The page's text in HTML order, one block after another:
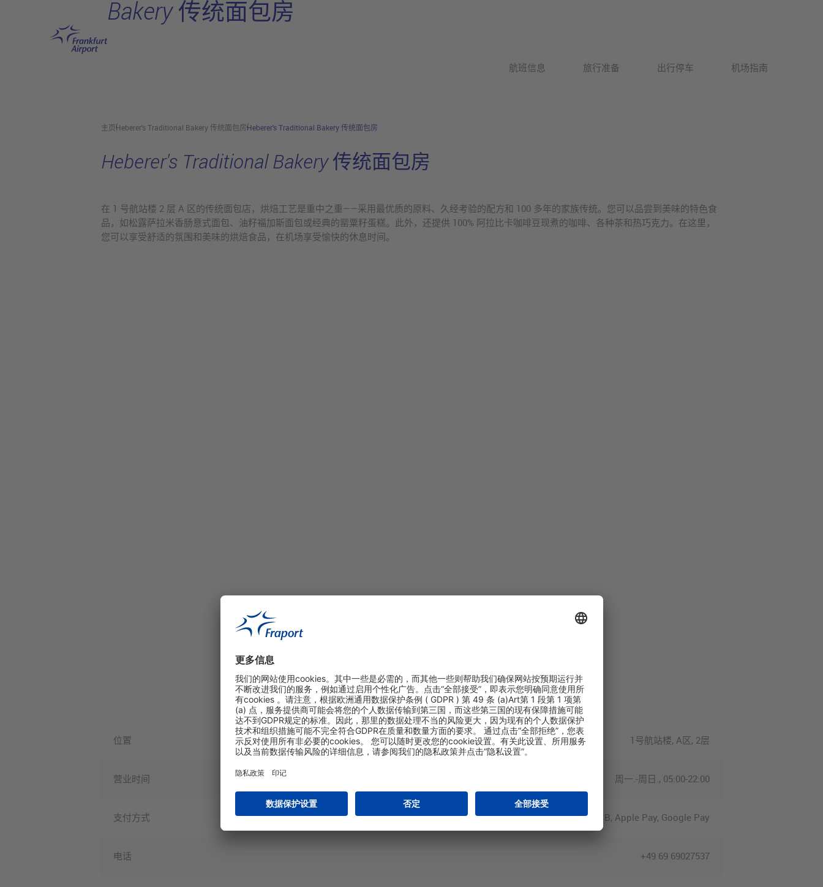
航班信息 旅行准备 出行停车 机场指南
Bakery 传统面包房
主页Heberer's Traditional Bakery 传统面包房Heberer's Traditional Bakery 传统面包房
Heberer's Traditional Bakery 传统面包房
在 1 号航站楼 2 层 A 区的传统面包店，烘焙工艺是重中之重——采用最优质的原料、久经考验的配方和 100 多年的家族传统。您可以品尝到美味的特色食
品，如松露萨拉米香肠意式面包、油籽福加斯面包或经典的罂粟籽蛋糕。此外，还提供 100% 阿拉比卡咖啡豆现煮的咖啡、各种茶和热巧克力。在这里，
您可以享受舒适的氛围和美味的烘焙食品，在机场享受愉快的休息时间。
位置 1号航站楼, A区, 2层
营业时间 周一.-周日., 05:00-22:00
支付方式 Visa, Euro/Mastercard, American Express, JCB, Apple Pay, Google Pay
电话 +49 69 69027537